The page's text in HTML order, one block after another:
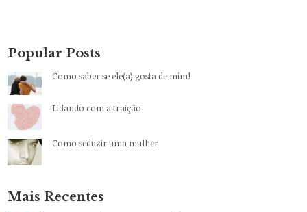
Popular Posts
Como saber se ele(a) gosta de mim!
Lidando com a traição
Como seduzir uma mulher
Mais Recentes